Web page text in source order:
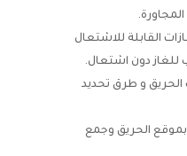
المجاورة.
القابلة للاشتعال
للغاز دون اشتعال.
و طرق تحديد
بموقع الحريق وجمع